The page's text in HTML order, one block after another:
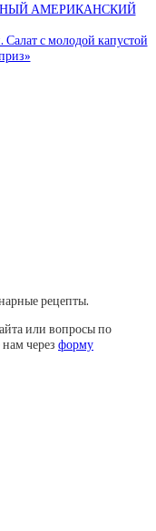
АМЕРИКАНСКИЙ
Салат с молодой капустой
рецепты.
или вопросы по
через форму